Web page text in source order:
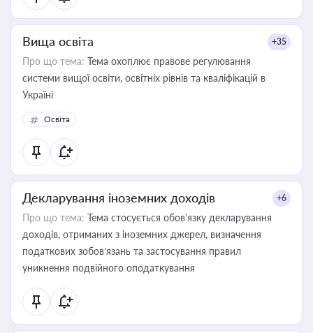
Вища освіта +35
Про що тема: Тема охоплює правове регулювання
системи вищої освіти, освітніх рівнів та кваліфікацій в
Україні
Освіта
Декларування іноземних доходів +6
Про що тема: Тема стосується обов’язку декларування
доходів, отриманих з іноземних джерел, визначення
податкових зобов’язань та застосування правил
уникнення подвійного оподаткування